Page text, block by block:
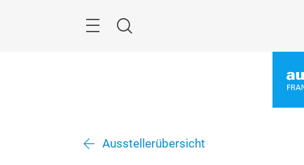
Suche
Ausstellerübersicht